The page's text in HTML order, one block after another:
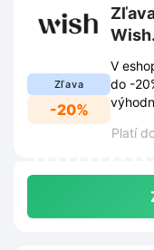
Zľava
-20%
V
do -
Platí